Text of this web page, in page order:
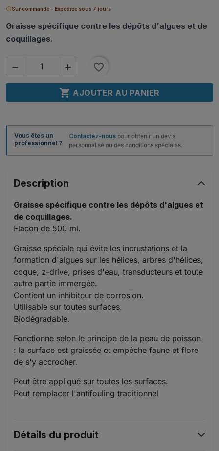
scheduleSur commande - Expédiée sous 7 jours
Graisse spécifique contre les dépôts d'algues et de
coquillages.
  favorite_border
 AJOUTER AU PANIER
Vous êtes un
professionnel ?
Contactez-nous pour obtenir un devis
personnalisé ou des conditions spéciales.
Description
Graisse spécifique contre les dépôts d'algues et
de coquillages.
Flacon de 500 ml.
Graisse spéciale qui évite les incrustations et la
formation d'algues sur les hélices, arbres d'hélices,
coque, z-drive, prises d'eau, transducteurs et toute
autre partie immergée.
Contient un inhibiteur de corrosion.
Utilisable sur toutes surfaces.
Biodégradable.
Fonctionne selon le principe de la peau de poisson
: la surface est graissée et empêche faune et flore
de s'y accrocher.
Peut être appliqué sur toutes les surfaces.
Peut remplacer l'antifouling traditionnel
Détails du produit